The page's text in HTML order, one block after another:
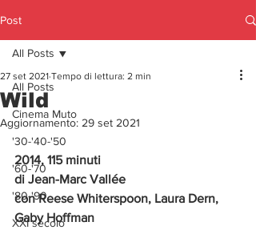
Post
All Posts
Cinema Muto
'30-'40-'50
'60-'70
'80-'90
XXI secolo
All Posts
Wild
27 set 2021 Tempo di lettura: 2 min
Aggiornamento: 29 set 2021
2014, 115 minuti
di Jean-Marc Vallée
con Reese Whiterspoon, Laura Dern,
Gaby Hoffman